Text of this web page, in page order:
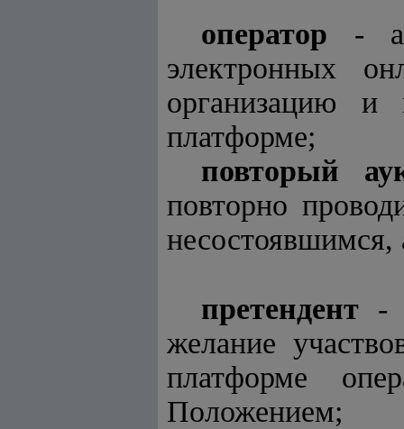
оператор -
электронных
организацию и
платформе;
повторый
повторно
несостоявшимся,
претендент -
желание
платформе
Положением;